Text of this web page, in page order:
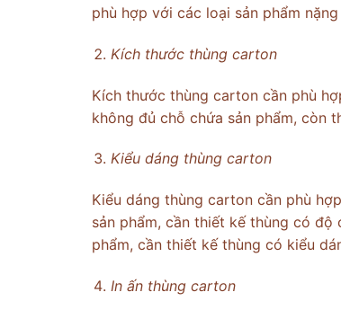
phù hợp với các loại sản phẩm
Kích thước thùng carton
Kích thước thùng carton cần phù
không đủ chỗ chứa sản phẩm, còn
Kiểu dáng thùng carton
Kiểu dáng thùng carton cần phù
sản phẩm, cần thiết kế thùng có
phẩm, cần thiết kế thùng có kiểu
In ấn thùng carton